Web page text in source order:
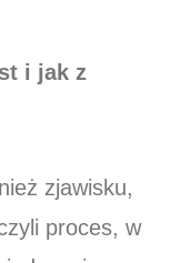
i jak z
zjawisku,
proces, w